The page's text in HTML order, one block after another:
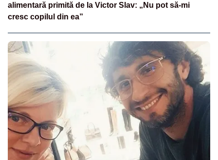
alimentară primită de la Victor Slav: „Nu pot să-mi
cresc copilul din ea”